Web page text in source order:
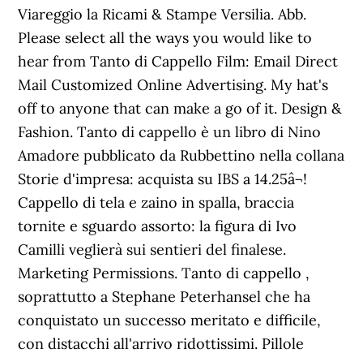
Viareggio la Ricami & Stampe Versilia. Abb.
Please select all the ways you would like to
hear from Tanto di Cappello Film: Email Direct
Mail Customized Online Advertising. My hat's
off to anyone that can make a go of it. Design &
Fashion. Tanto di cappello è un libro di Nino
Amadore pubblicato da Rubbettino nella collana
Storie d'impresa: acquista su IBS a 14.25â¬!
Cappello di tela e zaino in spalla, braccia
tornite e sguardo assorto: la figura di Ivo
Camilli veglierà sui sentieri del finalese.
Marketing Permissions. Tanto di cappello ,
soprattutto a Stephane Peterhansel che ha
conquistato un successo meritato e difficile,
con distacchi all'arrivo ridottissimi. Pillole